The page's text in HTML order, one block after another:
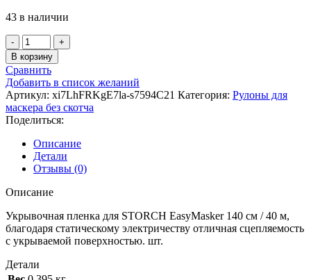
43 в наличии
В корзину
Сравнить
Добавить в список желаний
Артикул: xi7LhFRKgE7la-s7594C21 Категория: Рулоны для
маскера без скотча
Поделиться:
Описание
Детали
Отзывы (0)
Описание
Укрывочная пленка для STORCH EasyMasker 140 cм / 40 м,
благодаря статическому электричеству отличная сцепляемость
с укрываемой поверхностью. шт.
Детали